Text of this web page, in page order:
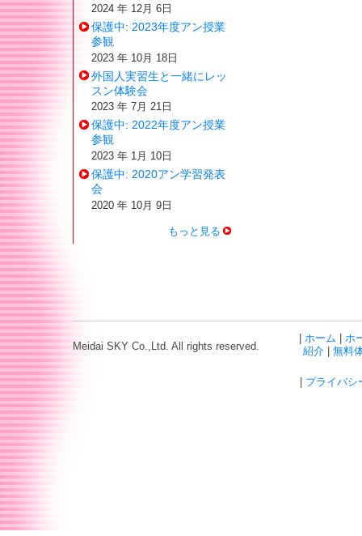
2024 年 12月 6日
保護中: 2023年度アン授業
参観
2023 年 10月 18日
外国人実習生と一緒にレッ
スン体験会
2023 年 7月 21日
保護中: 2022年度アン授業
参観
2023 年 1月 10日
保護中: 2020アン学習発表
会
2020 年 10月 9日
もっと見る
Meidai SKY Co.,Ltd. All rights reserved.
ホーム
ホ
紹介
無料
プライバシ